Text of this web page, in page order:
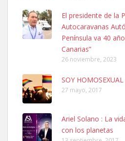
SHIBA PERDIDO AVDA JOSE MESA
PERRO MACHO RAZA SHIBA CON
06/07/2025 ZONA MESA Y LOPEZ. ES
Leales.org » Gran Canaria
6.7.2025
Ninfa perdida
El día 5 se los perdió una ninfa
El presidente de la
Autocaravanas
Península va 40
Canarias”
26 noviembre, 2023
SOY HOMOSEXUAL
27 mayo, 2017
Ariel Solano : La
con los planetas